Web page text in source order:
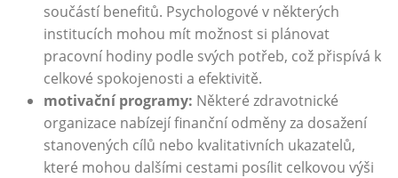
součástí benefitů. Psychologové v některých
institucích mohou mít možnost si plánovat
pracovní hodiny podle svých potřeb, což přispívá k
celkové spokojenosti a efektivitě.
motivační programy: Některé zdravotnické
organizace nabízejí finanční odměny za dosažení
stanovených cílů nebo kvalitativních ukazatelů,
které mohou dalšími cestami posílit celkovou výši